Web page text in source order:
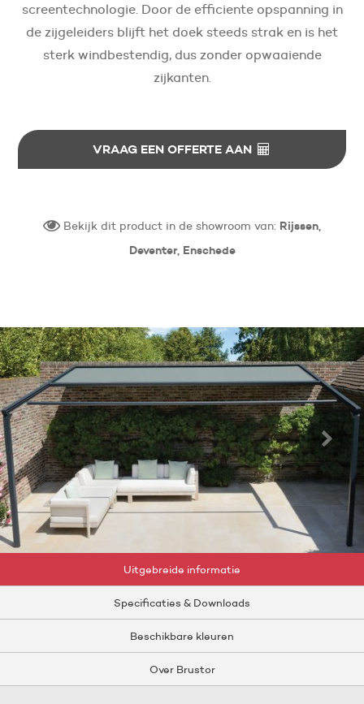
screentechnologie. Door de efficiente opspanning in
de zijgeleiders blijft het doek steeds strak en is het
sterk windbestendig, dus zonder opwaaiende
zijkanten.
VRAAG EEN OFFERTE AAN
Bekijk dit product in de showroom van: Rijssen,
Deventer, Enschede
Uitgebreide informatie
Specificaties & Downloads
Beschikbare kleuren
Over Brustor